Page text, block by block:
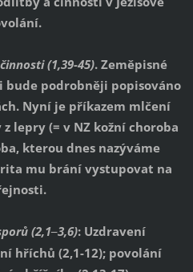
(1,39-45). Zeměpisné
bude podrobněji popisováno
Nyní je příkazem mlčení
lepry (= v NZ kožní choroba
kterou dnes nazýváme
mu brání vystupovat na
(2,1–3,6): Uzdravení
hříchů (2,1-12); povolání